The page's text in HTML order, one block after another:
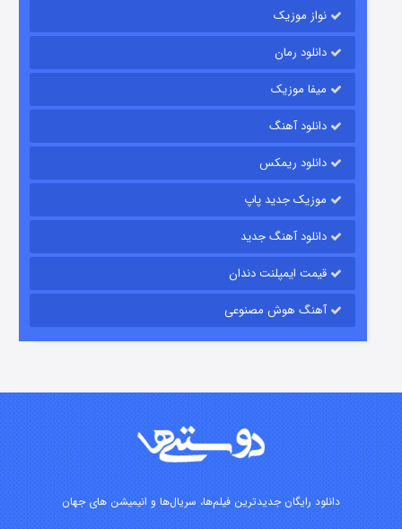
قسمت
شوگر فصل ۲
نواز موزیک
دانلود رمان
میفا موزیک
دانلود آهنگ
دانلود ریمکس
موزیک جدید پاپ
دانلود آهنگ جدید
قیمت ایمپلنت دندان
آهنگ هوش مصنوعی
دانلود رایگان جدیدترین فیلم‌ها، سریال‌ها و انیمیشن های جهان